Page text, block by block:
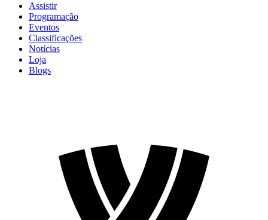
Assistir
Programação
Eventos
Classificações
Notícias
Loja
Blogs